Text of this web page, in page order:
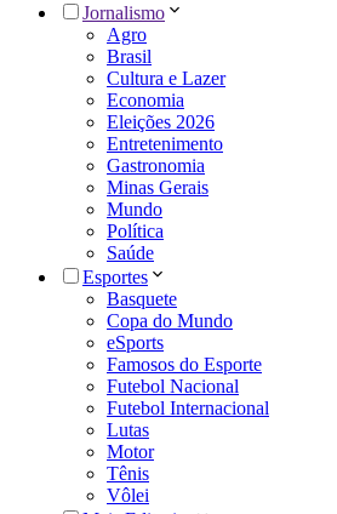
Jornalismo
Agro
Brasil
Cultura e Lazer
Economia
Eleições 2026
Entretenimento
Gastronomia
Minas Gerais
Mundo
Política
Saúde
Esportes
Basquete
Copa do Mundo
eSports
Famosos do Esporte
Futebol Nacional
Futebol Internacional
Lutas
Motor
Tênis
Vôlei